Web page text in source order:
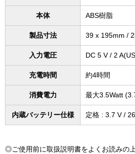
本体 ABS樹脂
製品寸法 39 x 195mm /
入力電圧 DC 5 V / 2
充電時間 約4時間
消費電力 最大3.5Watt
内蔵バッテリー仕様 定格 : 3.7 V /
◎ご使用前に取扱説明書をよくお読みの